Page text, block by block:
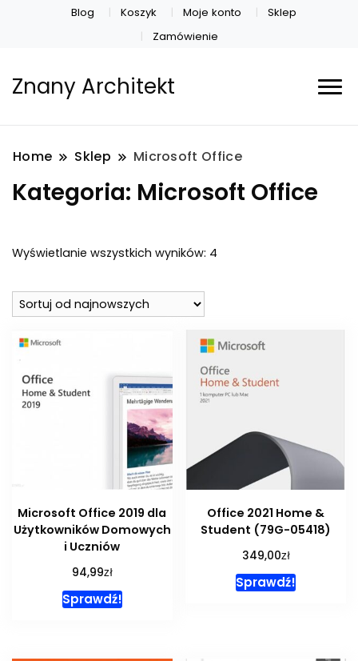
Blog Koszyk Moje konto
Sklep
Zamówienie
Znany Architekt
Home Sklep Microsoft Office
Kategoria: Microsoft Office
Wyświetlanie wszystkich wyników: 4
Microsoft Office 2019 dla
Użytkowników Domowych
i Uczniów
94,99zł
Sprawdź!
Office 2021 Home &
Student (79G-05418)
349,00zł
Sprawdź!